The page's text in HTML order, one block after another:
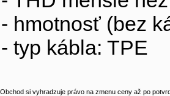
- hmotnosť (bez
- typ kábla: TPE
Obchod si vyhradzuje právo na zmenu ceny až po